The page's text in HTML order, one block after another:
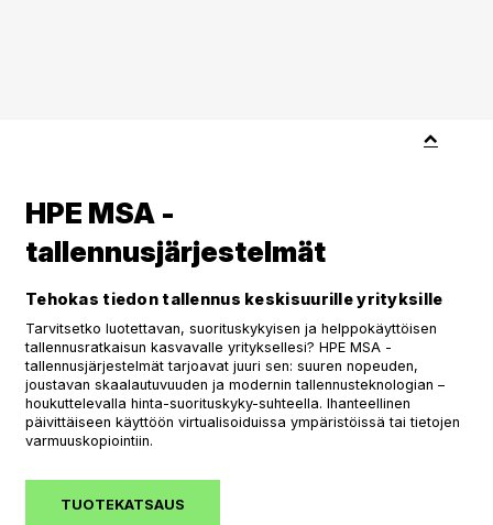
HPE MSA -
tallennusjärjestelmät
Tehokas tiedon tallennus keskisuurille yrityksille
Tarvitsetko luotettavan, suorituskykyisen ja helppokäyttöisen
tallennusratkaisun kasvavalle yrityksellesi? HPE MSA -
tallennusjärjestelmät tarjoavat juuri sen: suuren nopeuden,
joustavan skaalautuvuuden ja modernin tallennusteknologian –
houkuttelevalla hinta-suorituskyky-suhteella. Ihanteellinen
päivittäiseen käyttöön virtualisoiduissa ympäristöissä tai tietojen
varmuuskopiointiin.
TUOTEKATSAUS